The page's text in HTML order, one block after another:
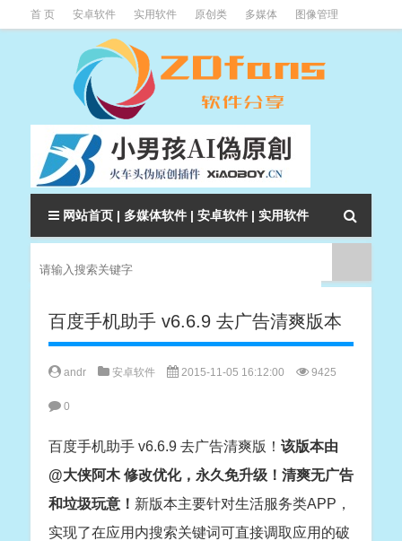
首 页 安卓软件 实用软件 原创类 多媒体 图像管理
下载类
网站首页 | 多媒体软件 | 安卓软件 | 实用软件
百度手机助手 v6.6.9 去广告清爽版本
andr 安卓软件 2015-11-05 16:12:00 9425
0
百度手机助手 v6.6.9 去广告清爽版！ 该版本由
@大侠阿木 修改优化，永久免升级！清爽无广告
和垃圾玩意！ 新版本主要针对生活服务类APP，
实现了在应用内搜索关键词可直接调取应用的破